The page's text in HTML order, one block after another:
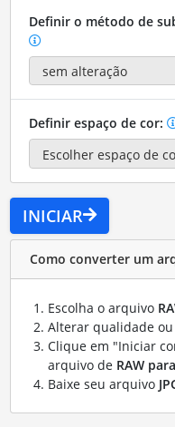
Definir o método de
Definir espaço de cor:
INICIAR
Como converter um
Escolha o arquivo
Alterar qualidade
Clique em "Iniciar
arquivo de RAW
Baixe seu arquivo